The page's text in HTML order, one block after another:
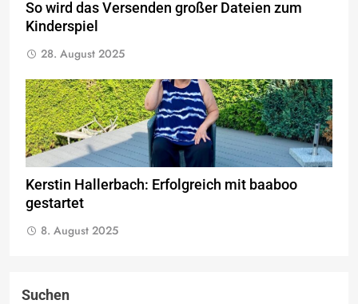
So wird das Versenden großer Dateien zum
Kinderspiel
28. August 2025
Kerstin Hallerbach: Erfolgreich mit baaboo
gestartet
8. August 2025
Suchen